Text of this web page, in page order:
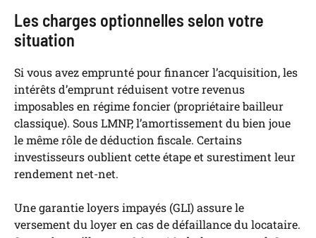
Les charges optionnelles selon votre
situation
Si vous avez emprunté pour financer l’acquisition, les
intérêts d’emprunt réduisent votre revenus
imposables en régime foncier (propriétaire bailleur
classique). Sous LMNP, l’amortissement du bien joue
le même rôle de déduction fiscale. Certains
investisseurs oublient cette étape et surestiment leur
rendement net-net.
Une garantie loyers impayés (GLI) assure le
versement du loyer en cas de défaillance du locataire.